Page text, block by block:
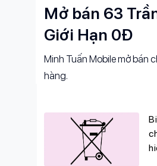
Mở bán 63
Giới Hạn 0Đ
Minh Tuấn Mobile mở bán
hàng.